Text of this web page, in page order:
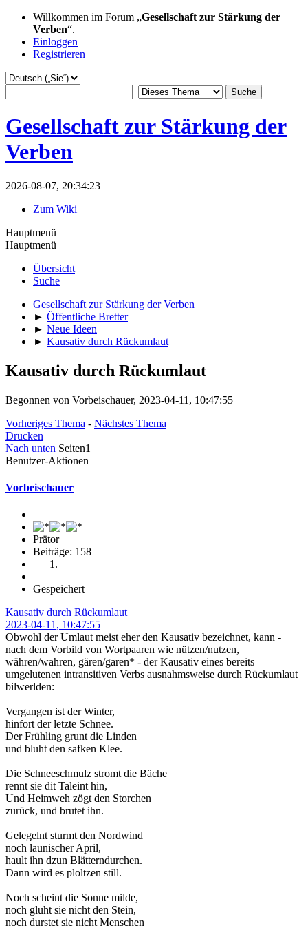
Willkommen im Forum „Gesellschaft zur Stärkung der
Verben“.
Einloggen
Registrieren
Gesellschaft zur Stärkung der
Verben
2026-08-07, 20:34:23
Zum Wiki
Hauptmenü
Hauptmenü
Übersicht
Suche
Gesellschaft zur Stärkung der Verben
► Öffentliche Bretter
► Neue Ideen
► Kausativ durch Rückumlaut
Kausativ durch Rückumlaut
Begonnen von Vorbeischauer, 2023-04-11, 10:47:55
Vorheriges Thema - Nächstes Thema
Drucken
Nach unten Seiten1
Benutzer-Aktionen
Vorbeischauer
Prätor
Beiträge: 158
Gespeichert
Kausativ durch Rückumlaut
2023-04-11, 10:47:55
Obwohl der Umlaut meist eher den Kausativ bezeichnet, kann -
nach dem Vorbild von Wortpaaren wie nützen/nutzen,
währen/wahren, gären/garen* - der Kausativ eines bereits
umgelutenen intransitiven Verbs ausnahmsweise durch Rückumlaut
bilwerlden:
Vergangen ist der Winter,
hinfort der letzte Schnee.
Der Frühling grunt die Linden
und bluht den safken Klee.
Die Schneeschmulz stromt die Bäche
rennt sie dit Taleint hin,
Und Heimweh zögt den Storchen
zurück, und brutet ihn.
Gelegelnt sturmt den Nordwind
noch launischer April,
hault ihn dzun Blätterndurchen.
Dann wird es ploltzen still.
Noch scheint die Sonne milde,
noch gluht sie nicht den Stein,
noch durstet sie nicht Menschen